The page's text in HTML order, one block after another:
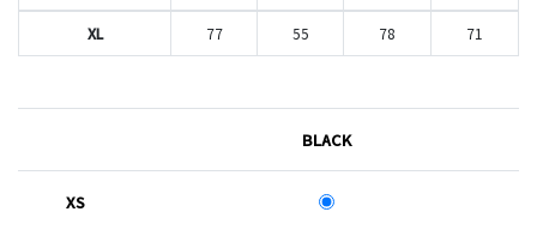
XL 77 55 78 71
BLACK
XS